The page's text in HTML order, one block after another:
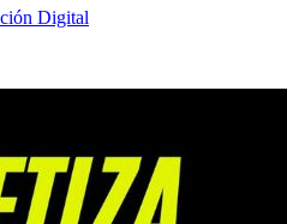
Digital